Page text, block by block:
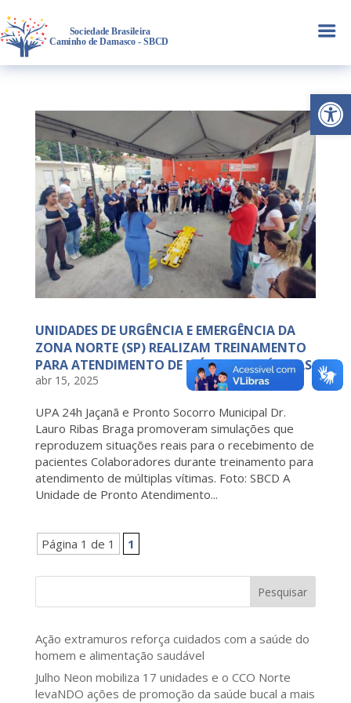
Abrir
a
UNIDADES DE URGÊNCIA E EMERGÊNCIA DA
ZONA NORTE (SP) REALIZAM TREINAMENTO
PARA ATENDIMENTO DE MÚLTIPLAS VÍTIMAS
abr 15, 2025
UPA 24h Jaçanã e Pronto Socorro Municipal Dr.
Lauro Ribas Braga promoveram simulações que
reproduzem situações reais para o recebimento de
pacientes Colaboradores durante treinamento para
atendimento de múltiplas vítimas. Foto: SBCD A
Unidade de Pronto Atendimento...
Página 1 de 1 1
Pesquisar
Ação extramuros reforça cuidados com a saúde do
homem e alimentação saudável
Julho Neon mobiliza 17 unidades e o CCO Norte
levaNDO ações de promoção da saúde bucal a mais